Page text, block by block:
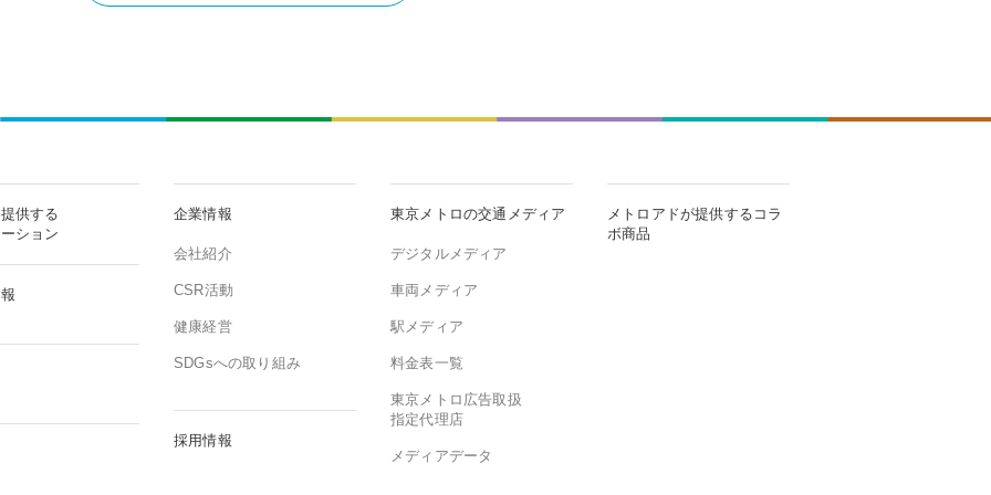
供する
ション
企業情報
会社紹介
CSR活動
健康経営
SDGsへの取り組み
採用情報
東京メトロの交通メディア
デジタルメディア
車両メディア
駅メディア
料金表一覧
東京メトロ広告取扱
指定代理店
メディアデータ
メトロアドが提供するコラ
ボ商品